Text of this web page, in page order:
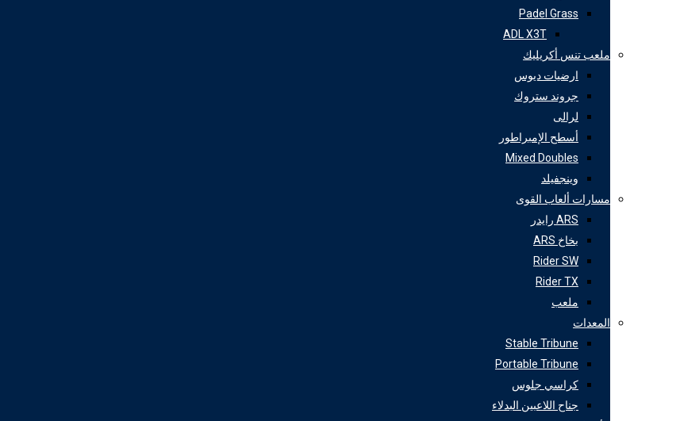
Padel Grass
ADL X3T
ملعب تنس أكريليك
ارضيات ديوس
جروند ستروك
لرالى
أسطح الإمبراطور
Mixed Doubles
وينجفيلد
مسارات ألعاب القوى
ARS رايدر
بخاخ ARS
Rider SW
Rider TX
ملعب
المعدات
Stable Tribune
Portable Tribune
كراسي جلوس
جناح اللاعبين البدلاء